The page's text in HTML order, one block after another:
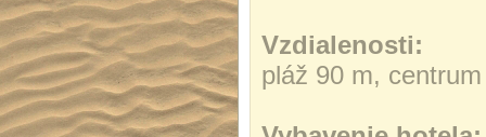
Vzdialenosti:
pláž 90 m,